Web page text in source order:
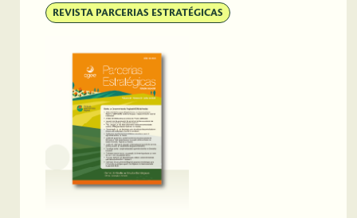
REVISTA PARCERIAS ESTRATÉGICAS